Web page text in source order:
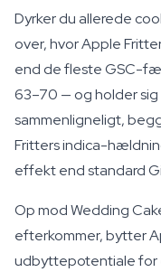
Dyrker du allerede
over, hvor Apple
end de fleste GSC-
63–70 — og holder
sammenligneligt,
Fritters indica-
effekt end standard
Op mod Wedding
efterkommer, bytter
udbyttepotentiale for